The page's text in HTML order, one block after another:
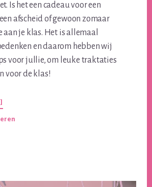
Is het een cadeau voor een
afscheid of gewoon zomaar
je klas. Het is allemaal
en daarom hebben wij
voor jullie, om leuke traktaties
voor de klas!
KINDEROPVANG
BIJ